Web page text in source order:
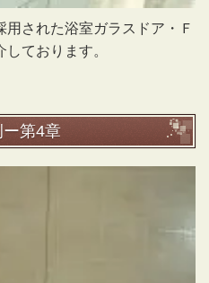
された浴室ガラスドア・Ｆ
ております。
第4章